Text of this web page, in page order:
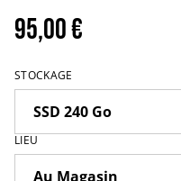
95,00 €
STOCKAGE
LIEU